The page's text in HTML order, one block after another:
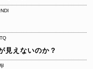
見えないのか？